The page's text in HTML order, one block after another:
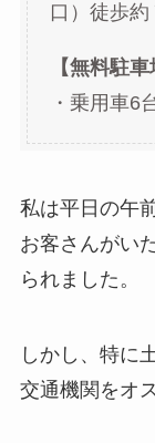
口）徒歩約
【無料駐
・乗用車6
私は平日の午
お客さんがい
られました。
しかし、特に
交通機関をオ